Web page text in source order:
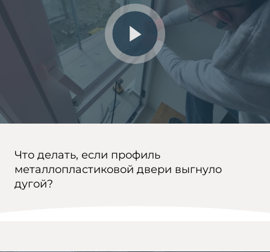
Что делать, если профиль
металлопластиковой двери выгнуло
дугой?